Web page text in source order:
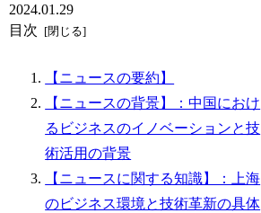
2024.01.29
目次
【ニュースの要約】
【ニュースの背景】：中国におけ
るビジネスのイノベーションと技
術活用の背景
【ニュースに関する知識】：上海
のビジネス環境と技術革新の具体